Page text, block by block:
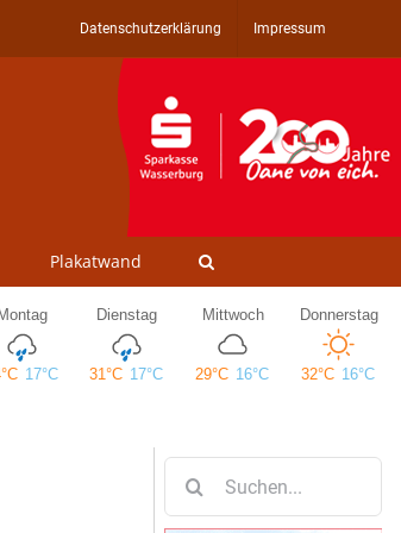
Datenschutzerklärung Impressum
Plakatwand
nach: